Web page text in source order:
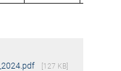
[127 KB]